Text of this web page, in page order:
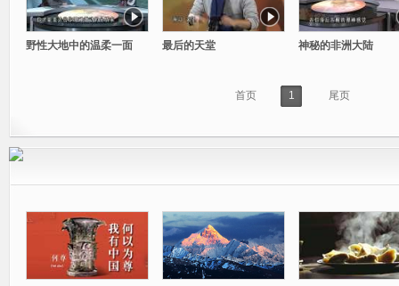
野性大地中的温柔一面 最后的天堂 神秘的非洲大陆
首页 1 尾页